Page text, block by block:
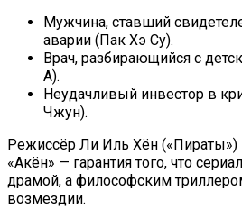
Мужчина, ставший
аварии (Пак Хэ Су).
Врач, разбирающийся с
А).
Неудачливый инвестор в
Чжун).
Режиссёр Ли Иль Хён
«Акён» — гарантия того, что
драмой, а философским
возмездии.